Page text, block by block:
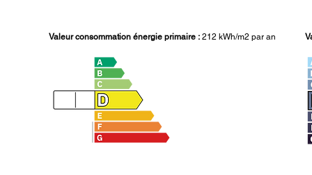
Valeur consommation énergie primaire : 212 kWh/m2 par an